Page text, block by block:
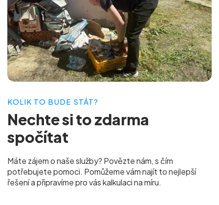
KOLIK TO BUDE STÁT?
Nechte si tozdarma
spočítat
Máte zájem o naše služby? Povězte nám, s čím
potřebujete pomoci. Pomůžeme vám najít to nejlepší
řešení a připravíme pro váskalkulaci na míru.